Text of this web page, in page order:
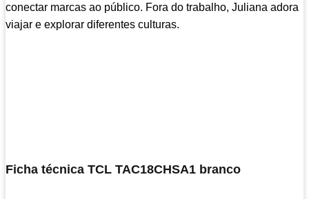
conectar marcas ao público. Fora do trabalho, Juliana adora
viajar e explorar diferentes culturas.
Ficha técnica TCL TAC18CHSA1 branco